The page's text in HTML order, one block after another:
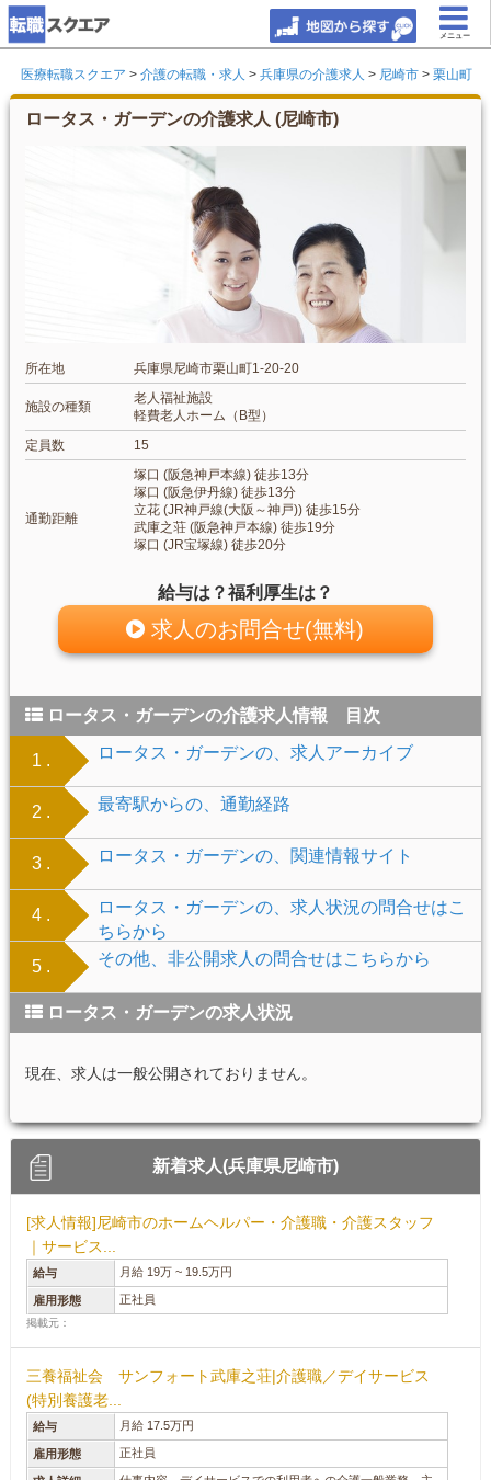
メニュー
医療転職スクエア > 介護の転職・求人 > 兵庫県の介護求人 > 尼崎市 > 栗山町
ロータス・ガーデンの介護求人 (尼崎市)
所在地 兵庫県尼崎市栗山町1-20-20
施設の種類
老人福祉施設
軽費老人ホーム（B型）
定員数
15
通勤距離
塚口 (阪急神戸本線) 徒歩13分
塚口 (阪急伊丹線) 徒歩13分
立花 (JR神戸線(大阪～神戸)) 徒歩15分
武庫之荘 (阪急神戸本線) 徒歩19分
塚口 (JR宝塚線) 徒歩20分
給与は？福利厚生は？
求人のお問合せ(無料)
ロータス・ガーデンの介護求人情報 目次
1 . ロータス・ガーデンの、求人アーカイブ
2 . 最寄駅からの、通勤経路
3 . ロータス・ガーデンの、関連情報サイト
4 .
ロータス・ガーデンの、求人状況の問合せはこ
ちらから
5 .
その他、非公開求人の問合せはこちらから
ロータス・ガーデンの求人状況
現在、求人は一般公開されておりません。
新着求人(兵庫県尼崎市)
[求人情報]尼崎市のホームヘルパー・介護職・介護スタッフ
｜サービス...
給与 月給 19万 ~ 19.5万円
雇用形態 正社員
掲載元：
三養福祉会 サンフォート武庫之荘|介護職／デイサービス
(特別養護老...
給与 月給 17.5万円
雇用形態 正社員